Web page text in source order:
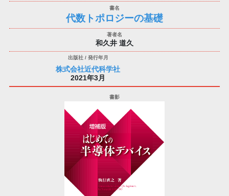
代数トポロジーの基礎
和久井 道久
株式会社近代科学社
2021年3月